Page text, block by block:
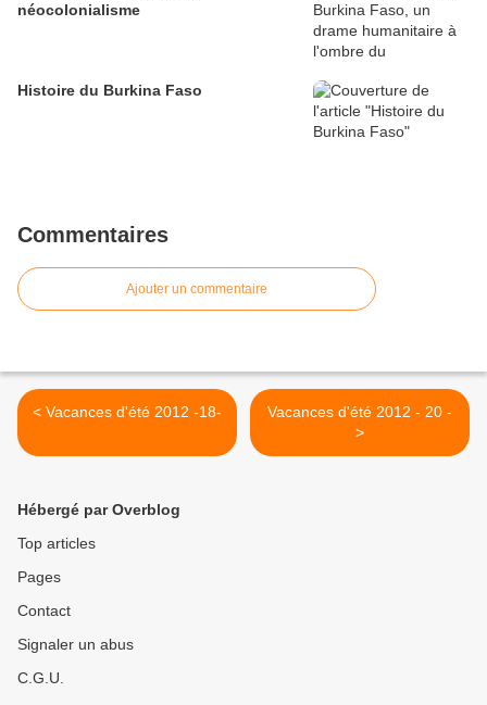
néocolonialisme
Histoire du Burkina Faso
Commentaires
Ajouter un commentaire
< Vacances d'été 2012 -18-
Vacances d'été 2012 - 20 -
>
Hébergé par Overblog
Top articles
Pages
Contact
Signaler un abus
C.G.U.